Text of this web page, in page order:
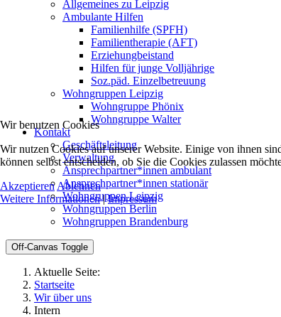
Allgemeines zu Leipzig
Ambulante Hilfen
Familienhilfe (SPFH)
Familientherapie (AFT)
Erziehungbeistand
Hilfen für junge Volljährige
Soz.päd. Einzelbetreuung
Wohngruppen Leipzig
Wohngruppe Phönix
Wohngruppe Walter
Kontakt
Geschäftsleitung
Verwaltung
Ansprechpartner*innen ambulant
Ansprechpartner*innen stationär
Wohngruppen Leipzig
Wohngruppen Berlin
Wohngruppen Brandenburg
Off-Canvas Toggle
Aktuelle Seite:
Startseite
Wir über uns
Intern
Wir benutzen Cookies
Wir nutzen Cookies auf unserer Website. Einige von ihnen
können selbst entscheiden, ob Sie die Cookies zulassen
Akzeptieren Ablehnen
Weitere Informationen|Impressum